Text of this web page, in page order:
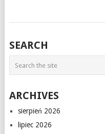
SEARCH
ARCHIVES
sierpień 2026
lipiec 2026